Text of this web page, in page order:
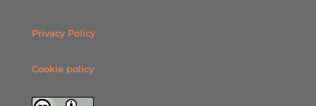
Privacy Policy
Cookie policy